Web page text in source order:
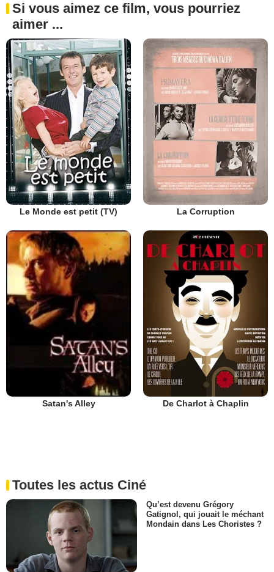
Si vous aimez ce film, vous pourriez
aimer ...
Le Monde est petit (TV) La Corruption
Satan's Alley De Charlot à Chaplin
Toutes les actus Ciné
Qu’est devenu Grégory
Gatignol, qui jouait le méchant
Mondain dans Les Choristes ?